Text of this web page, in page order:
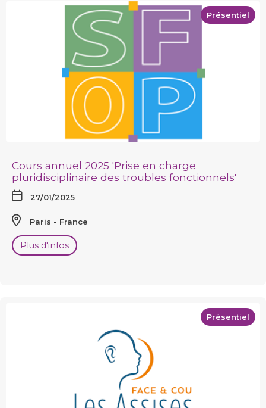
Présentiel
Cours annuel 2025 'Prise en charge
pluridisciplinaire des troubles fonctionnels'
27/01/2025
Paris France
Plus d'infos
Présentiel